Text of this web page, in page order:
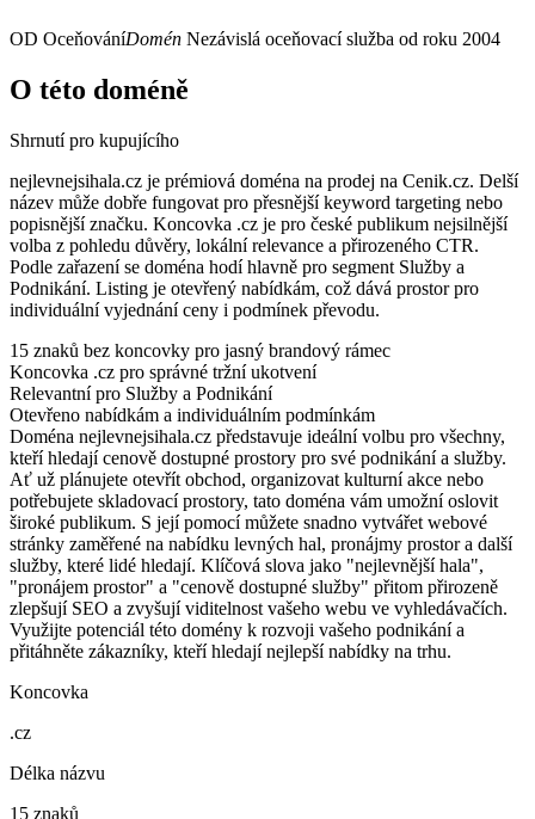
OD OceňováníDomén Nezávislá oceňovací služba od roku 2004
O této doméně
Shrnutí pro kupujícího
nejlevnejsihala.cz je prémiová doména na prodej na Cenik.cz. Delší
název může dobře fungovat pro přesnější keyword targeting nebo
popisnější značku. Koncovka .cz je pro české publikum nejsilnější
volba z pohledu důvěry, lokální relevance a přirozeného CTR.
Podle zařazení se doména hodí hlavně pro segment Služby a
Podnikání. Listing je otevřený nabídkám, což dává prostor pro
individuální vyjednání ceny i podmínek převodu.
15 znaků bez koncovky pro jasný brandový rámec
Koncovka .cz pro správné tržní ukotvení
Relevantní pro Služby a Podnikání
Otevřeno nabídkám a individuálním podmínkám
Doména nejlevnejsihala.cz představuje ideální volbu pro všechny,
kteří hledají cenově dostupné prostory pro své podnikání a služby.
Ať už plánujete otevřít obchod, organizovat kulturní akce nebo
potřebujete skladovací prostory, tato doména vám umožní oslovit
široké publikum. S její pomocí můžete snadno vytvářet webové
stránky zaměřené na nabídku levných hal, pronájmy prostor a další
služby, které lidé hledají. Klíčová slova jako "nejlevnější hala",
"pronájem prostor" a "cenově dostupné služby" přitom přirozeně
zlepšují SEO a zvyšují viditelnost vašeho webu ve vyhledávačích.
Využijte potenciál této domény k rozvoji vašeho podnikání a
přitáhněte zákazníky, kteří hledají nejlepší nabídky na trhu.
Koncovka
.cz
Délka názvu
15 znaků